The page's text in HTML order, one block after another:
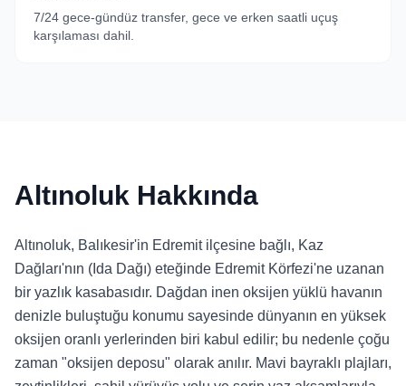
7/24 gece-gündüz transfer, gece ve erken saatli uçuş
karşılaması dahil.
Altınoluk Hakkında
Altınoluk, Balıkesir'in Edremit ilçesine bağlı, Kaz
Dağları'nın (Ida Dağı) eteğinde Edremit Körfezi'ne uzanan
bir yazlık kasabasıdır. Dağdan inen oksijen yüklü havanın
denizle buluştuğu konumu sayesinde dünyanın en yüksek
oksijen oranlı yerlerinden biri kabul edilir; bu nedenle çoğu
zaman "oksijen deposu" olarak anılır. Mavi bayraklı plajları,